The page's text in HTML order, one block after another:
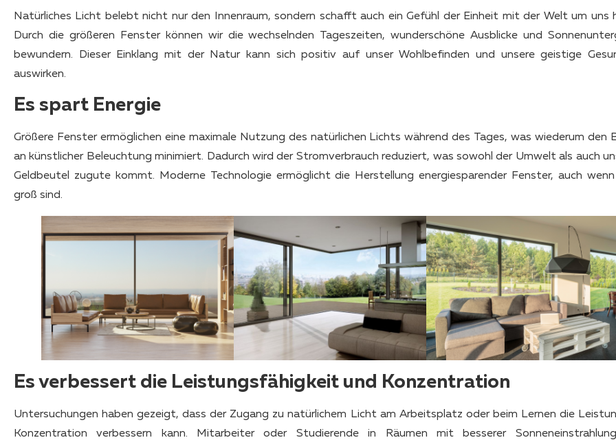
Natürliches Licht belebt nicht nur den Innenraum, sondern schafft auch ein Gefühl der Einheit mit der Welt um uns
Durch die größeren Fenster können wir die wechselnden Tageszeiten, wunderschöne Ausblicke und
bewundern. Dieser Einklang mit der Natur kann sich positiv auf unser Wohlbefinden und unsere geistige
auswirken.
Es spart Energie
Größere Fenster ermöglichen eine maximale Nutzung des natürlichen Lichts während des Tages, was wiederum den
an künstlicher Beleuchtung minimiert. Dadurch wird der Stromverbrauch reduziert, was sowohl der Umwelt als auch
Geldbeutel zugute kommt. Moderne Technologie ermöglicht die Herstellung energiesparender Fenster, auch
groß sind.
Es verbessert die Leistungsfähigkeit und Konzentration
Untersuchungen haben gezeigt, dass der Zugang zu natürlichem Licht am Arbeitsplatz oder beim Lernen die
Konzentration verbessern kann. Mitarbeiter oder Studierende in Räumen mit besserer